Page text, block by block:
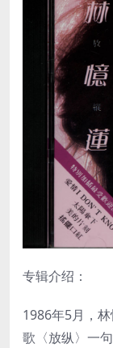
专辑介绍：
1986年5月，
歌〈放纵〉一